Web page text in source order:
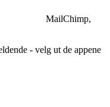
MailChimp,
- velg ut de appene